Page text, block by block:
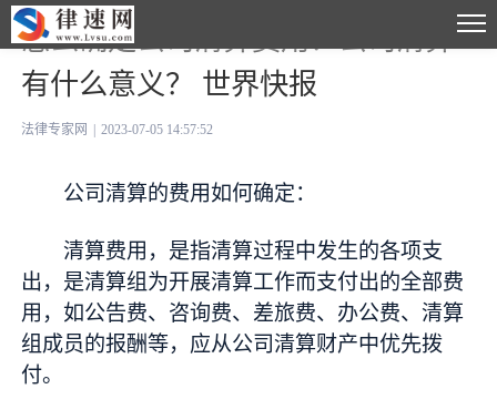
怎么确定公司清算费用？公司清算
有什么意义？ 世界快报
法律专家网 2023-07-05 14:57:52
公司清算的费用如何确定：
清算费用，是指清算过程中发生的各项支
出，是清算组为开展清算工作而支付出的全部费
用，如公告费、咨询费、差旅费、办公费、清算
组成员的报酬等，应从公司清算财产中优先拨
付。